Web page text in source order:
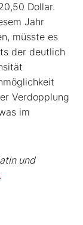
Dollar.
Jahr
müsste es
der deutlich
Verdopplung
im
und
.